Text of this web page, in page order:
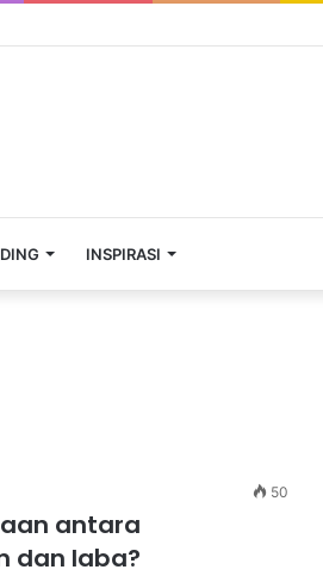
INSPIRASI
50
antara
dan laba?